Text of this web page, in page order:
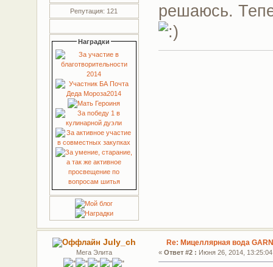
Репутация: 121
Наградки
решаюсь.
July_ch
Мега Элита
Re: Мицеллярная вода
«Ответ #2 : Июня 26, 2014,